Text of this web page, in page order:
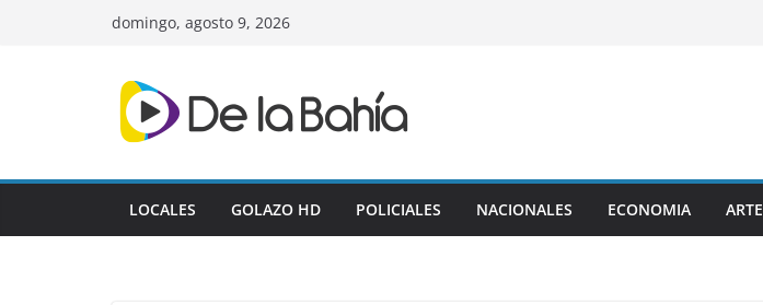
domingo, agosto 9, 2026
LOCALES GOLAZO HD POLICIALES NACIONALES ECONOMIA ARTE